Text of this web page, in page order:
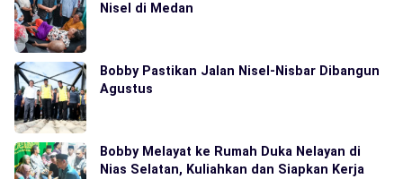
Nisel di Medan
Bobby Pastikan Jalan Nisel-Nisbar Dibangun
Agustus
Bobby Melayat ke Rumah Duka Nelayan di
Nias Selatan, Kuliahkan dan Siapkan Kerja